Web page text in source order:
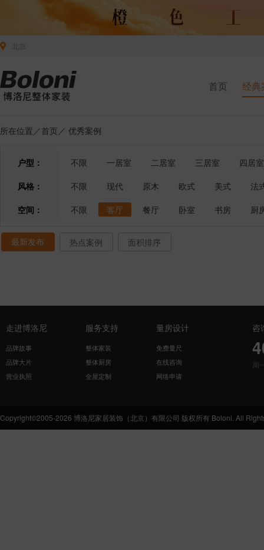
首页 经典
所在位置／首页 ／ 优秀案例
户型： 不限 一居室 二居室 三居室
四居室
风格：
不限 现代 原木 欧式 美式
法
空间：
不限 客厅 餐厅 卧室 书房 厨
最新发布 热点案例 面积排序
走进博洛尼
品牌故事
品牌大片
营业执照
服务支持
整体家装
整体厨房
全屋定制
量房设计
免费量尺
在线咨询
网络申请
咨
周
Copyright©2005-2026 博洛尼家居装饰（北京）有限公司 版权所有 Boloni. All